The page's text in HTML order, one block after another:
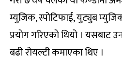
म्युजिक, स्पोटिफाई, युट्युब
प्रयोग गरिएको थियो । यसबाट
बढी रोयल्टी कमाएका थिए ।